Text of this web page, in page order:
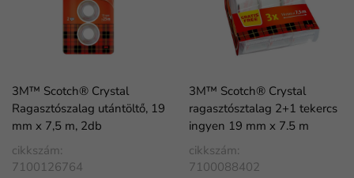
3M™ Scotch® Crystal
Ragasztószalag utántöltő, 19
mm x 7,5 m, 2db
cikkszám:
7100126764
3M™ Scotch® Crystal
ragasztósztalag 2+1 tekercs
ingyen 19 mm x 7.5 m
cikkszám:
7100088402